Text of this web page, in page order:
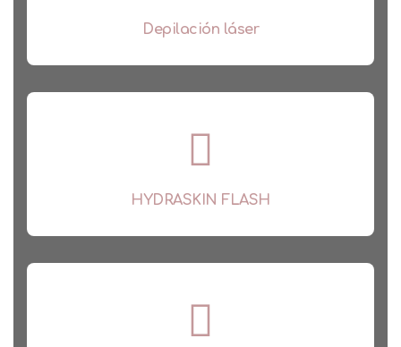
Depilación láser
HYDRASKIN FLASH